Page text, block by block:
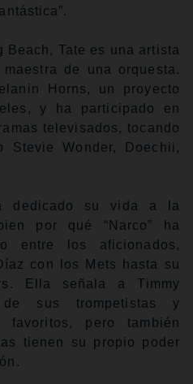
Beach, Tate es una artista
de una orquesta.
Horns, un proyecto
y ha participado en
televisados, tocando
Stevie Wonder, Doechii,
dedicado su vida a la
por qué “Narco” ha
entre los aficionados,
con los Mets hasta su
Ella señala a Timmy
sus trompetistas y
favoritos, pero también
tienen su propio poder